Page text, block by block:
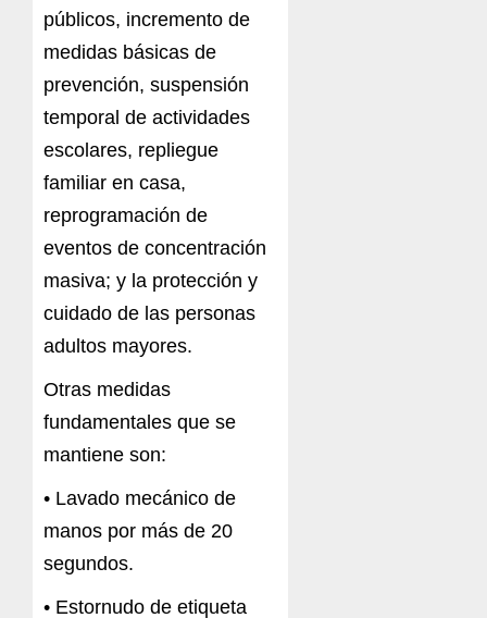
públicos, incremento de
medidas básicas de
prevención, suspensión
temporal de actividades
escolares, repliegue
familiar en casa,
reprogramación de
eventos de concentración
masiva; y la protección y
cuidado de las personas
adultos mayores.
Otras medidas
fundamentales que se
mantiene son:
• Lavado mecánico de
manos por más de 20
segundos.
• Estornudo de etiqueta